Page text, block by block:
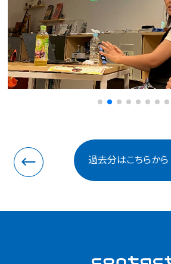
過去分はこちらから